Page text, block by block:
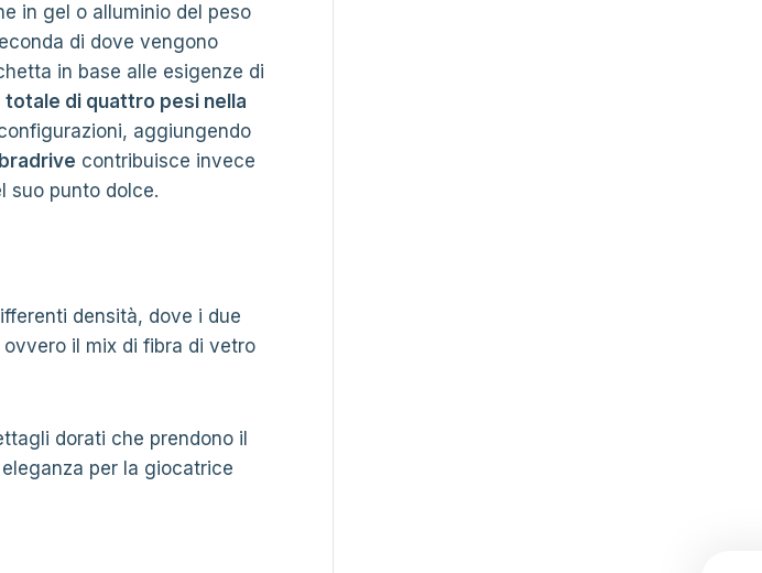
in gel o alluminio del peso
di dove vengono
in base alle esigenze di
totale di quattro pesi nella
aggiungendo
contribuisce invece
suo punto dolce.
densità, dove i due
ovvero il mix di fibra di vetro
dorati che prendono il
per la giocatrice